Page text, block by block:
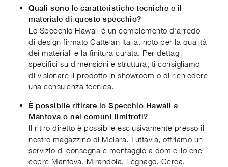
Quali sono le caratteristiche tecniche e il
materiale di questo specchio?
Lo Specchio Hawaii è un complemento d'arredo
di design firmato Cattelan Italia, noto per la qualità
dei materiali e la finitura curata. Per dettagli
specifici su dimensioni e struttura, ti consigliamo
di visionare il prodotto in showroom o di richiedere
una consulenza tecnica.
È possibile ritirare lo Specchio Hawaii a
Mantova o nei comuni limitrofi?
Il ritiro diretto è possibile esclusivamente presso il
nostro magazzino di Melara. Tuttavia, offriamo un
servizio di consegna e montaggio a domicilio che
copre Mantova, Mirandola, Legnago, Cerea,